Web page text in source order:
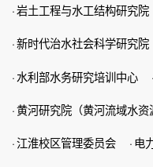
·岩土工程与水工结构研究院
·新时代治水社会科学研究院
· 水利部水务研究培训中心 ·
·黄河研究院（黄河流域水资
·江淮校区管理委员会 · 电